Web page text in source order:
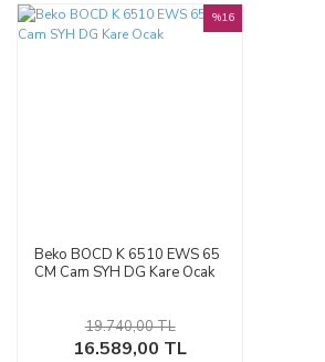
Beko BOCD K 6510 EWS 65
CM Cam SYH DG Kare Ocak
%16
16.589,00 TL
19.740,00 TL